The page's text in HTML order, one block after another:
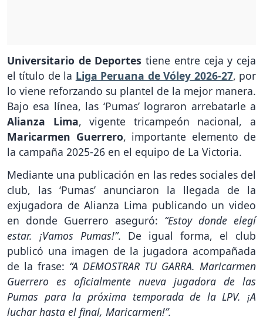
Universitario de Deportes tiene entre ceja y ceja
el título de la Liga Peruana de Vóley 2026-27, por
lo viene reforzando su plantel de la mejor manera.
Bajo esa línea, las ‘Pumas’ lograron arrebatarle a
Alianza Lima, vigente tricampeón nacional, a
Maricarmen Guerrero, importante elemento de
la campaña 2025-26 en el equipo de La Victoria.
Mediante una publicación en las redes sociales del
club, las ‘Pumas’ anunciaron la llegada de la
exjugadora de Alianza Lima publicando un video
en donde Guerrero aseguró: “Estoy donde elegí
estar. ¡Vamos Pumas!”. De igual forma, el club
publicó una imagen de la jugadora acompañada
de la frase: “A DEMOSTRAR TU GARRA. Maricarmen
Guerrero es oficialmente nueva jugadora de las
Pumas para la próxima temporada de la LPV. ¡A
luchar hasta el final, Maricarmen!”.